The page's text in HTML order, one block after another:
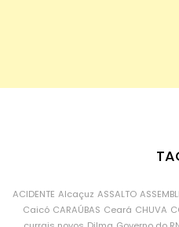
ACIDENTE Alcaçuz ASSALTO
Caicó CARAÚBAS Ceará CHUVA